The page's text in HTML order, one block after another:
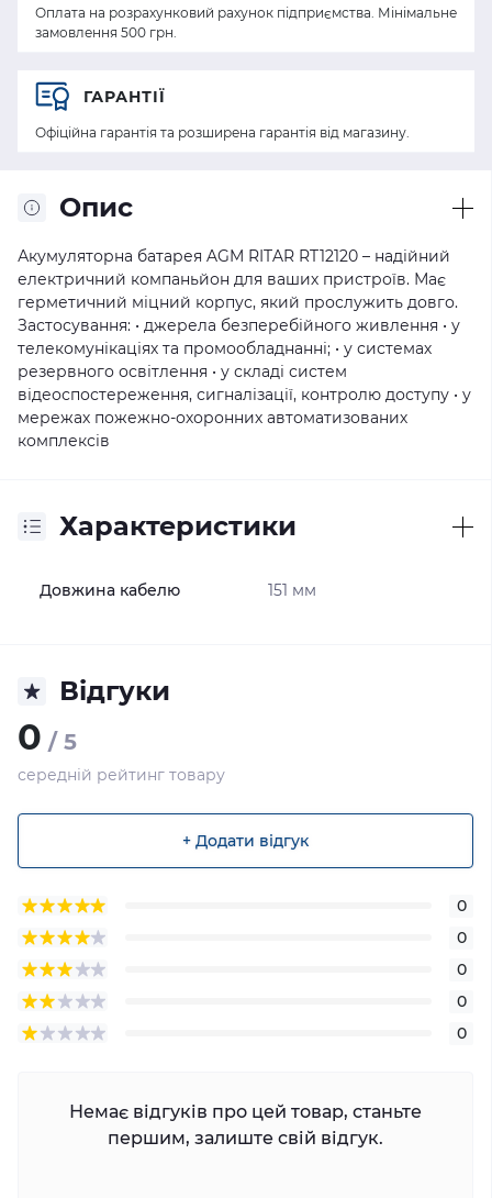
Опис
Акумуляторна батарея AGM RITAR RT12120 – надійний
електричний компаньйон для ваших пристроїв. Має
герметичний міцний корпус, який прослужить довго.
Застосування: • джерела безперебійного живлення • у
телекомунікаціях та промообладнанні; • у системах
резервного освітлення • у складі систем
відеоспостереження, сигналізації, контролю доступу • у
мережах пожежно-охоронних автоматизованих
комплексів
Характеристики
Довжина кабелю 151 мм
Відгуки
0 / 5
середній рейтинг товару
+ Додати відгук
0
0
0
0
0
Немає відгуків про цей товар, станьте
першим, залиште свій відгук.
Оплата на розрахунковий рахунок підприємства. Мінімальне
замовлення 500 грн.
ГАРАНТІЇ
Офіційна гарантія та розширена гарантія від магазину.